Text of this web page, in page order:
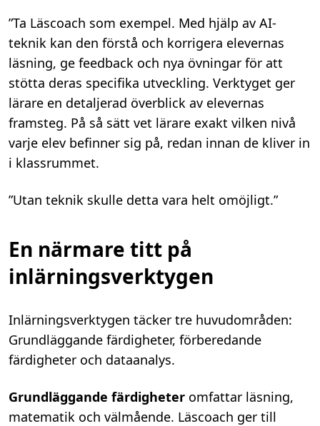
”Ta Läscoach som exempel. Med hjälp av AI-
teknik kan den förstå och korrigera elevernas
läsning, ge feedback och nya övningar för att
stötta deras specifika utveckling. Verktyget ger
lärare en detaljerad överblick av elevernas
framsteg. På så sätt vet lärare exakt vilken nivå
varje elev befinner sig på, redan innan de kliver in
i klassrummet.
”Utan teknik skulle detta vara helt omöjligt.”
En närmare titt på
inlärningsverktygen
Inlärningsverktygen täcker tre huvudområden:
Grundläggande färdigheter, förberedande
färdigheter och dataanalys.
Grundläggande färdigheter omfattar läsning,
matematik och välmående. Läscoach ger till